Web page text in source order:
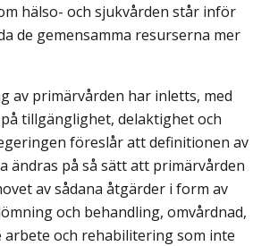
hälso- och sjukvården står inför
de gemensamma resurserna mer
av primärvården har inletts, med
tillgänglighet, delaktighet och
föreslår att definitionen av
ändras på så sätt att primärvården
av sådana åtgärder i form av
och behandling, omvårdnad,
och rehabilitering som inte